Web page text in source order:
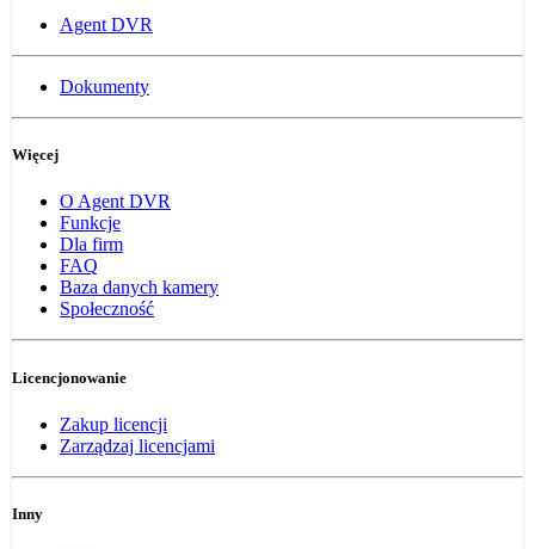
Agent DVR
Dokumenty
Więcej
O Agent DVR
Funkcje
Dla firm
FAQ
Baza danych kamery
Społeczność
Licencjonowanie
Zakup licencji
Zarządzaj licencjami
Inny